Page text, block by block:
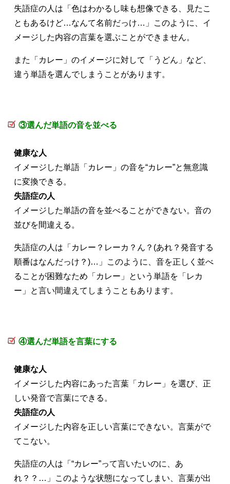
失語症の人は「色はわかるし味も想像できる、見たこ
ともあるけど…なんて名前だっけ…」このように、イ
メージした内容の言葉を選ぶことができません。
また「カレー」のイメージに対して「うどん」など、
違う単語を選んでしまうことがあります。
③選んだ単語の音を並べる
健康な人
イメージした単語「カレー」の音を“カレー”と無意識
に変換できる。
失語症の人
イメージした単語の音を並べることができない。音の
並びを間違える。
失語症の人は「カレー？レーカ？ん？(あれ？発音する
順番はなんだっけ？)…」このように、音を正しく並べ
ることが困難なため「カレー」という単語を「レカ
ー」と言い間違えてしまうこともあります。
④選んだ単語を言葉にする
健康な人
イメージした内容にあった言葉「カレー」を選び、正
しい発音で言葉にできる。
失語症の人
イメージした内容を正しい言葉にできない。言葉がで
てこない。
失語症の人は「“カレー”って言いたいのに、あ
れ？？…」このような状態になってしまい、言葉が出